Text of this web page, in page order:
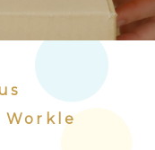
Workle